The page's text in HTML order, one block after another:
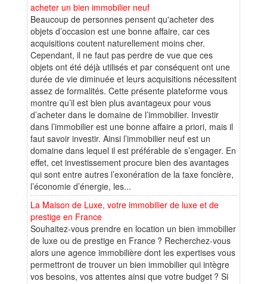
acheter un bien immobilier neuf
Beaucoup de personnes pensent qu'acheter des
objets d’occasion est une bonne affaire, car ces
acquisitions coutent naturellement moins cher.
Cependant, il ne faut pas perdre de vue que ces
objets ont été déjà utilisés et par conséquent ont une
durée de vie diminuée et leurs acquisitions nécessitent
assez de formalités. Cette présente plateforme vous
montre qu’il est bien plus avantageux pour vous
d’acheter dans le domaine de l’immobilier. Investir
dans l’immobilier est une bonne affaire a priori, mais il
faut savoir investir. Ainsi l’immobilier neuf est un
domaine dans lequel il est préférable de s’engager. En
effet, cet investissement procure bien des avantages
qui sont entre autres l’exonération de la taxe foncière,
l’économie d’énergie, les...
La Maison de Luxe, votre immobilier de luxe et de
prestige en France
Souhaitez-vous prendre en location un bien immobilier
de luxe ou de prestige en France ? Recherchez-vous
alors une agence immobilière dont les expertises vous
permettront de trouver un bien immobilier qui intègre
vos besoins, vos attentes ainsi que votre budget ? Si